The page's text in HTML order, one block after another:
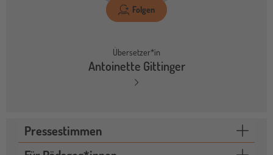
Folgen
Übersetzer*in
Antoinette Gittinger
Pressestimmen